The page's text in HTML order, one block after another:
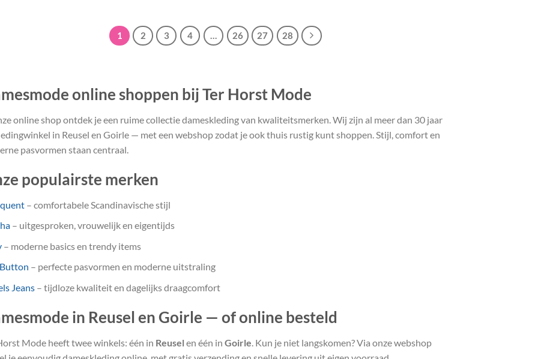
1 2 3 4 26 27 28
online shoppen bij Ter Horst Mode
online shop ontdek je een ruime collectie dameskleding van kwaliteitsmerken. Wij zijn al meer dan 30 jaar
in Reusel en Goirle — met een webshop zodat je ook thuis rustig kunt shoppen. Stijl, comfort en
pasvormen staan centraal.
populairste merken
– comfortabele Scandinavische stijl
– uitgesproken, vrouwelijk en eigentijds
– moderne basics en trendy items
– perfecte pasvormen en moderne uitstraling
Jeans – tijdloze kwaliteit en dagelijks draagcomfort
in Reusel en Goirle — of online besteld
Mode heeft twee winkels: één in Reusel en één in Goirle . Kun je niet langskomen? Via onze webshop